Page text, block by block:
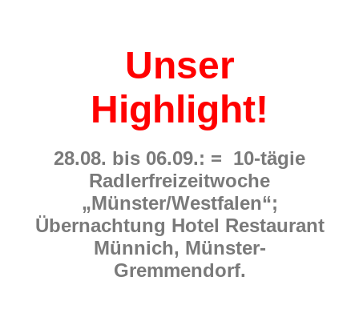
Unser
Highlight!
28.08. bis 06.09.: = 10-tägie
Radlerfreizeitwoche
„Münster/Westfalen“;
Übernachtung Hotel Restaurant
Münnich, Münster-
Gremmendorf.